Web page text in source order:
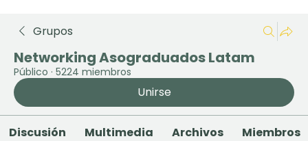
Grupos
Networking Asograduados Latam
Público · 5224 miembros
Unirse
Discusión Multimedia Archivos Miembros